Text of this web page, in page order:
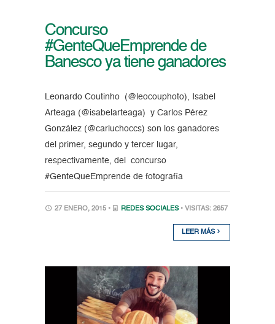
Concurso
#GenteQueEmprende de
Banesco ya tiene ganadores
Leonardo Coutinho (@leocouphoto), Isabel
Arteaga (@isabelarteaga) y Carlos Pérez
González (@carluchoccs) son los ganadores
del primer, segundo y tercer lugar,
respectivamente, del concurso
#GenteQueEmprende de fotografía
27 ENERO, 2015 • REDES SOCIALES • VISITAS: 2657
LEER MÁS